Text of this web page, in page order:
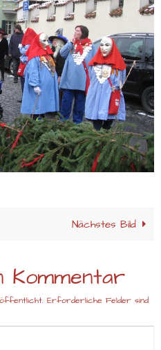
Nächstes Bild
Kommentar
Erforderliche Felder sind